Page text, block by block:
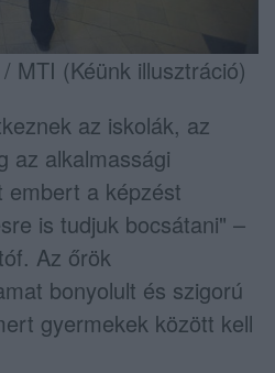
MTI (Kéünk illusztráció)
az iskolák, az
az alkalmassági
embert a képzést
is tudjuk bocsátani" –
Az őrök
bonyolult és szigorú
gyermekek között kell